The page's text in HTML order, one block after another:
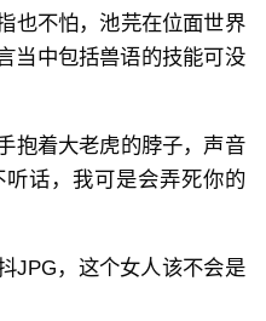
也不怕，池芫在位面世界
当中包括兽语的技能可没
抱着大老虎的脖子，声音
话，我可是会弄死你的
，这个女人该不会是